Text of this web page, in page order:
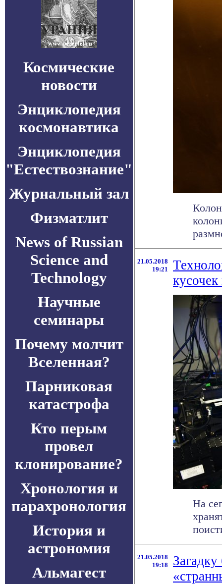
Космические
новости
Энциклопедия
космонавтика
Энциклопедия
"Естествознание"
Журнальный зал
Физматлит
News of Russian
Science and
Technology
Научные
семинары
Почему молчит
Вселенная?
Парниковая
катастрофа
Кто перым
провел
клонирование?
Хронология и
парахронология
История и
астрономия
Альмагест
21.05.2018
19:21
На
21.05.2018
19:18